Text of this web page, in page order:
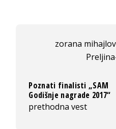
zorana
Poznati finalisti „SAM
Godišnje nagrade 2017“
prethodna vest